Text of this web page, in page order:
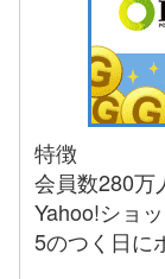
特徴
会員数280万
Yahoo!ショ
5のつく日に